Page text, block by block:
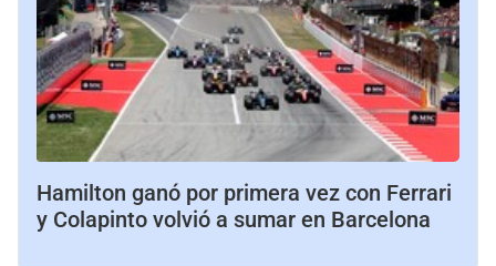
Hamilton ganó por primera vez con Ferrari
y Colapinto volvió a sumar en Barcelona